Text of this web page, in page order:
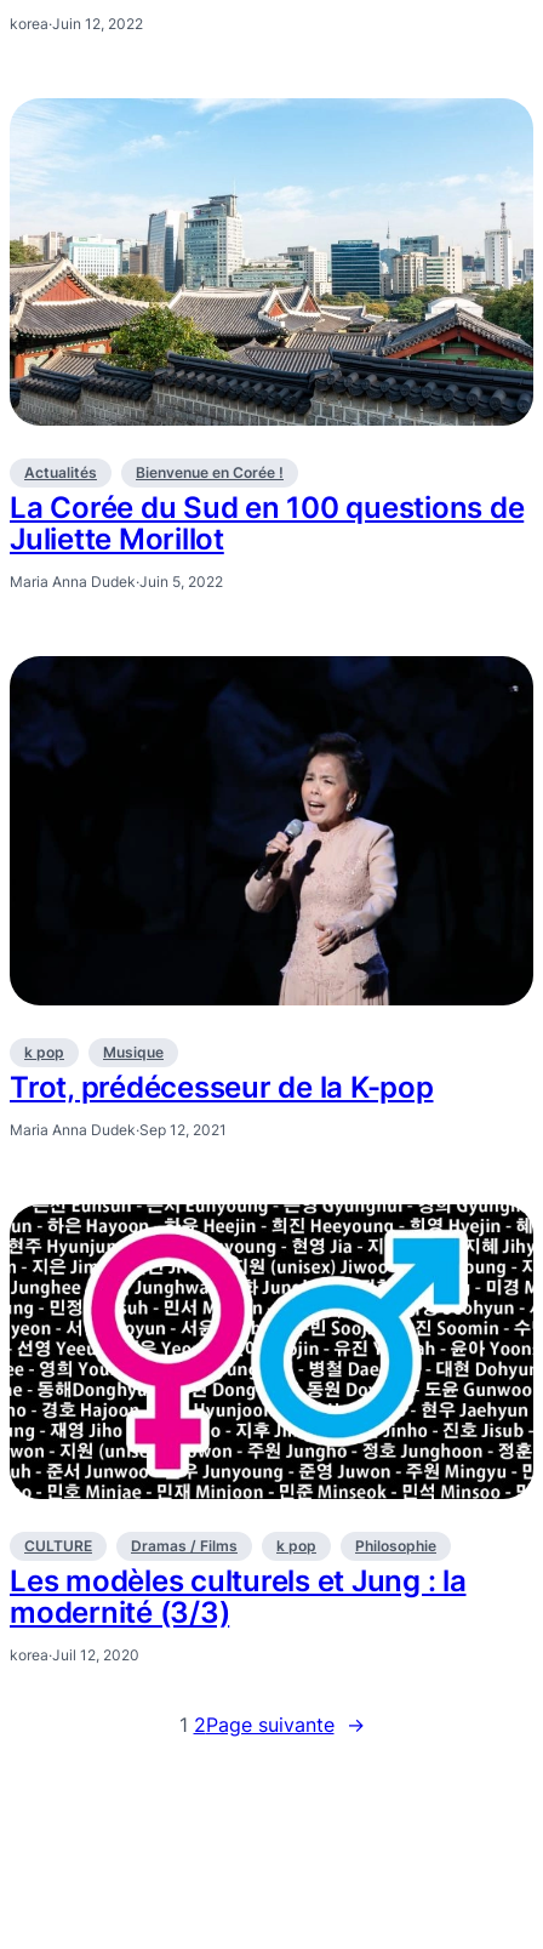
korea·Juin 12, 2022
Actualités Bienvenue en Corée !
La Corée du Sud en 100 questions de
Juliette Morillot
Maria Anna Dudek·Juin 5, 2022
k pop Musique
Trot, prédécesseur de la K-pop
Maria Anna Dudek·Sep 12, 2021
CULTURE Dramas / Films k pop Philosophie
Les modèles culturels et Jung : la
modernité (3/3)
korea·Juil 12, 2020
1 2Page suivante →